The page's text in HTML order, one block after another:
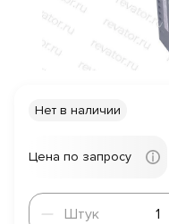
Нет в наличии
Цена по запросу
Штук
Штук